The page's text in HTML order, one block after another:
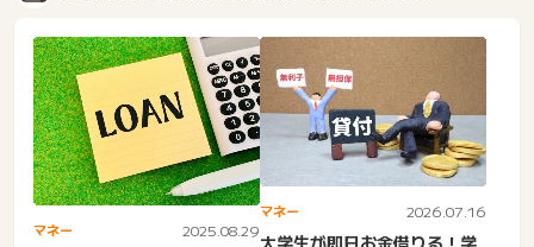
マネー 2025.08.29
マネー 2026.07.16